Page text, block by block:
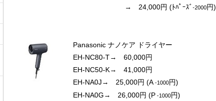
→ 24,000円 (ﾄﾊﾟｰｽﾞ -2000円)
Panasonic ナノケア ドライヤー
EH-NC80-T→ 60,000円
EH-NC50-K→ 41,000円
EH-NA0J→ 25,000円 (A-1000円)
EH-NA0G→ 26,000円 (P-1000円)